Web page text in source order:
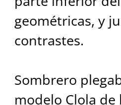
geométricas, y
contrastes.
Sombrero
modelo Clola de